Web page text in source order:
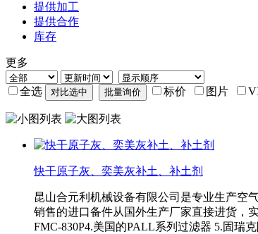
提供加工
提供合作
库存
更多
全选 标价 图片
快干原子灰、奕美灰补土、补土剂
昆山合元利机械设备有限公司是专业生产空
销售的进口备件从国外生产厂家直接进货，
FMC-830P4.美国的PALL系列过滤器 5.固瑞